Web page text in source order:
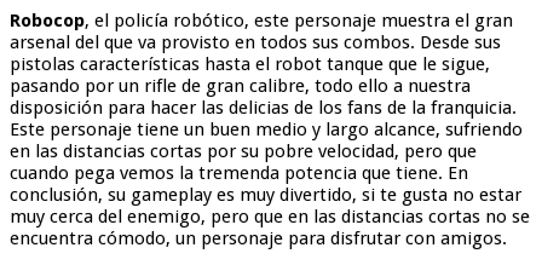
Robocop, el policía robótico, este personaje muestra el gran
arsenal del que va provisto en todos sus combos. Desde sus
pistolas características hasta el robot tanque que le sigue,
pasando por un rifle de gran calibre, todo ello a nuestra
disposición para hacer las delicias de los fans de la franquicia.
Este personaje tiene un buen medio y largo alcance, sufriendo
en las distancias cortas por su pobre velocidad, pero que
cuando pega vemos la tremenda potencia que tiene. En
conclusión, su gameplay es muy divertido, si te gusta no estar
muy cerca del enemigo, pero que en las distancias cortas no se
encuentra cómodo, un personaje para disfrutar con amigos.